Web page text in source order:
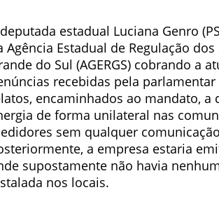
estadual Luciana Genro
Agência Estadual de Regulação
do Sul (AGERGS) cobrando a
recebidas pela parlamentar
encaminhados ao mandato,
de forma unilateral nas
sem qualquer
a empresa estaria
supostamente não havia
nos locais.